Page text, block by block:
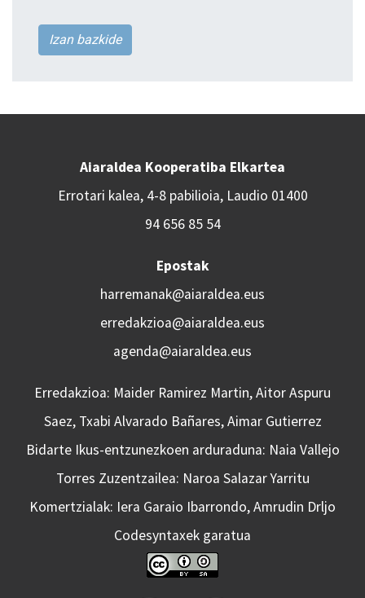
Izan bazkide
Aiaraldea Kooperatiba Elkartea
Errotari kalea, 4-8 pabilioia, Laudio 01400
94 656 85 54
Epostak
harremanak@aiaraldea.eus
erredakzioa@aiaraldea.eus
agenda@aiaraldea.eus
Erredakzioa: Maider Ramirez Martin, Aitor Aspuru
Saez, Txabi Alvarado Bañares, Aimar Gutierrez
Bidarte Ikus-entzunezkoen arduraduna: Naia Vallejo
Torres Zuzentzailea: Naroa Salazar Yarritu
Komertzialak: Iera Garaio Ibarrondo, Amrudin Drljo
Codesyntaxek garatua